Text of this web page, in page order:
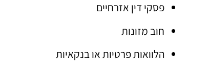
פסקי דין אזרחיים
חוב מזונות
הלוואות פרטיות או בנקאיות